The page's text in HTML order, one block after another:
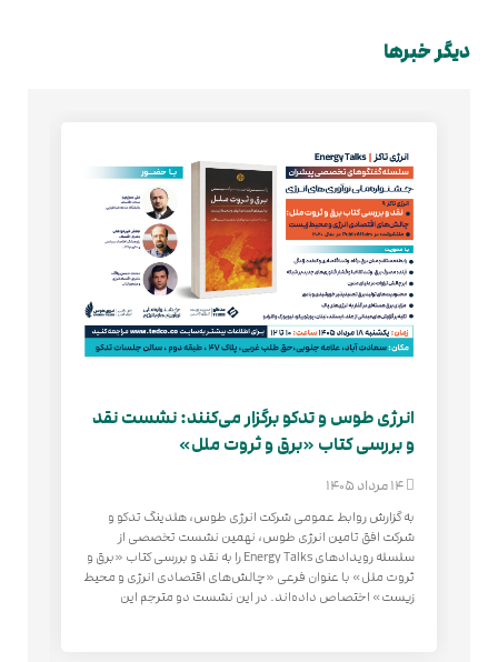
دیگر خبرها
انرژی طوس و تدکو برگزار می‌کنند: نشست نقد
و بررسی کتاب «برق و ثروت ملل»
به گزارش روابط عمومی شرکت انرژی طوس، هلدینگ تدکو و
شرکت افق تامین انرژی طوس، نهمین نشست تخصصی از
سلسله رویدادهای Energy Talks را به نقد و بررسی کتاب «برق و
ثروت ملل» با عنوان فرعی «چالش‌های اقتصادی انرژی و محیط
زیست» اختصاص داده‌اند. در این نشست دو مترجم این